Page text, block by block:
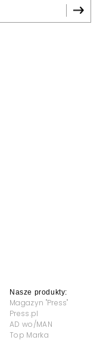
Nasze produkty:
Magazyn "Press"
Press.pl
AD wo/MAN
Top Marka